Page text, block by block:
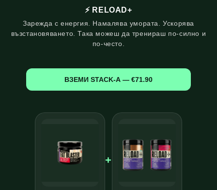
⚡ RELOAD+
Зарежда с енергия. Намалява умората. Ускорява
възстановяването. Така можеш да тренираш по-силно и
по-често.
ВЗЕМИ STACK-А — €71.90
+